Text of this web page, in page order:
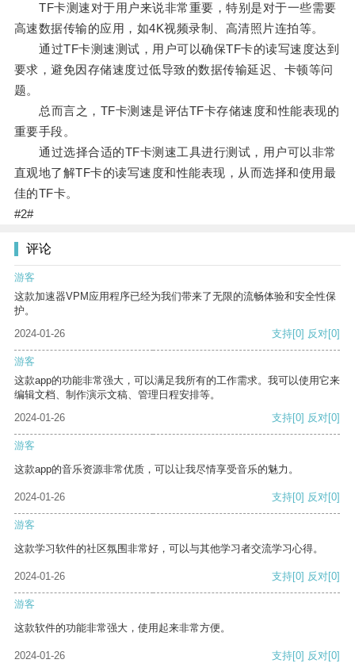
TF卡测速对于用户来说非常重要，特别是对于一些需要
高速数据传输的应用，如4K视频录制、高清照片连拍等。
通过TF卡测速测试，用户可以确保TF卡的读写速度达到
要求，避免因存储速度过低导致的数据传输延迟、卡顿等问
题。
总而言之，TF卡测速是评估TF卡存储速度和性能表现的
重要手段。
通过选择合适的TF卡测速工具进行测试，用户可以非常
直观地了解TF卡的读写速度和性能表现，从而选择和使用最
佳的TF卡。
#2#
评论
游客
这款加速器VPM应用程序已经为我们带来了无限的流畅体验和安全性保
护。
2024-01-26
支持[0] 反对[0]
游客
这款app的功能非常强大，可以满足我所有的工作需求。我可以使用它来
编辑文档、制作演示文稿、管理日程安排等。
2024-01-26
支持[0] 反对[0]
游客
这款app的音乐资源非常优质，可以让我尽情享受音乐的魅力。
2024-01-26 支持[0] 反对[0]
游客
这款学习软件的社区氛围非常好，可以与其他学习者交流学习心得。
2024-01-26 支持[0] 反对[0]
游客
这款软件的功能非常强大，使用起来非常方便。
2024-01-26 支持[0] 反对[0]